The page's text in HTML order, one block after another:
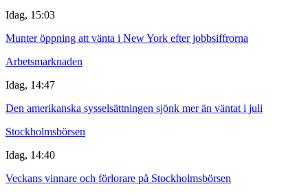
Idag, 15:03
Munter öppning att vänta i New York efter jobbsiffrorna
Arbetsmarknaden
Idag, 14:47
Den amerikanska sysselsättningen sjönk mer än väntat i juli
Stockholmsbörsen
Idag, 14:40
Veckans vinnare och förlorare på Stockholmsbörsen